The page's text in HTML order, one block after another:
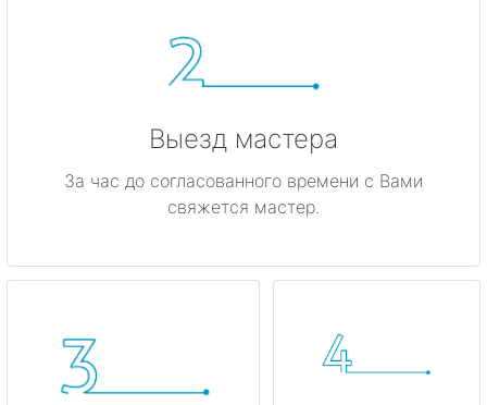
Выезд мастера
За час до согласованного времени с Вами
свяжется мастер.